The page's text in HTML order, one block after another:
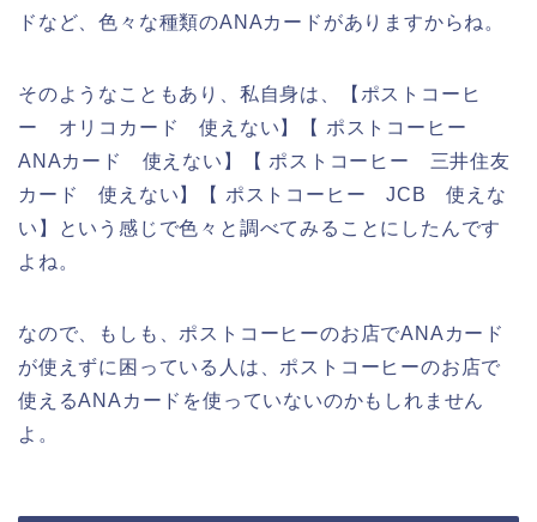
ドなど、色々な種類のANAカードがありますからね。
そのようなこともあり、私自身は、【ポストコーヒ
ー オリコカード 使えない】【 ポストコーヒー
ANAカード 使えない】【 ポストコーヒー 三井住友
カード 使えない】【 ポストコーヒー JCB 使えな
い】という感じで色々と調べてみることにしたんです
よね。
なので、もしも、ポストコーヒーのお店でANAカード
が使えずに困っている人は、ポストコーヒーのお店で
使えるANAカードを使っていないのかもしれません
よ。